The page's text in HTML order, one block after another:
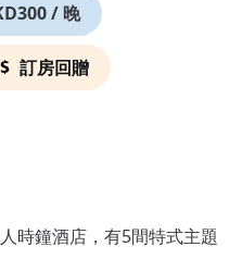
/ 晚
訂房回贈
時鐘酒店，有5間特式主題